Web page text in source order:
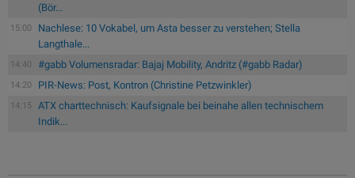
(Bör...
15:00
Nachlese: 10 Vokabel, um Asta besser zu verstehen; Stella
Langthale...
14:40 #gabb Volumensradar: Bajaj Mobility, Andritz (#gabb Radar)
14:20 PIR-News: Post, Kontron (Christine Petzwinkler)
14:15
ATX charttechnisch: Kaufsignale bei beinahe allen technischem
Indik...